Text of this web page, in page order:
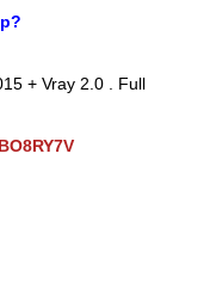
+ Vray 2.0 . Full